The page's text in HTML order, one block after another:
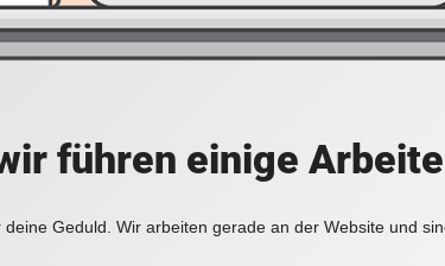
führen einige
deine Geduld. Wir arbeiten gerade an der Website und